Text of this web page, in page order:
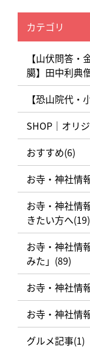
カテゴリ
【山伏問答
臈】田中利典
【恐山院代
SHOP｜オリ
おすすめ(6)
お寺・神社情
お寺・神社情
きたい方へ(19)
お寺・神社情
みた」(89)
お寺・神社情
お寺・神社情
グルメ記事(1)